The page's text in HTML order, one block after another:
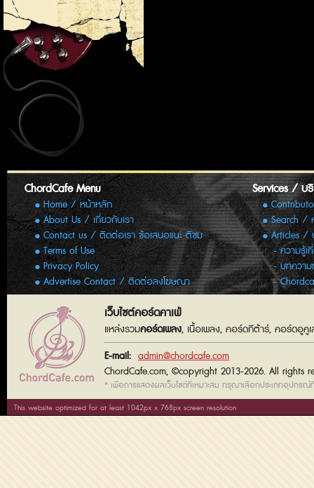
ChordCafe Menu
Home / หน้าหลัก
About Us / เกี่ยวกับเรา
Contact us / ติดต่อเรา ข้อเสนอแนะ ติชม
Terms of Use
Privacy Policy
Advertise Contact / ติดต่อลงโฆษณา
Services / บ
Search /
Articles /
ความรู้
บทความ
เว็บไซต์คอร์ดคาเฟ่
แหล่งรวมคอร์ดเพลง, เนื้อเพลง, คอร์ดกีต้าร์, คอร์ดอูคู
E-mail: admin@chordcafe.com
ChordCafe.com, ©copyright 2013-2026. All rights
* เพื่อการแสดงผลเว็บไซต์ที่เหมาะสม กรุณาเลือกประเภทอุปกรณ์
This website optimized for at least 1042px x 768px screen resolution